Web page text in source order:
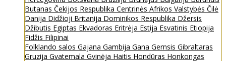
Butanas Čekijos Respublika Centrinės Afrikos Valstybės Čilė
Danija Didžioji Britanija Dominikos Respublika Džersis
Džibutis Egiptas Ekvadoras Eritrėja Estija Esvatinis Etiopija
Fidžis Filipinai
Folklando salos Gajana Gambija Gana Gernsis Gibraltaras
Gruzija Gvatemala Gvinėja Haitis Hondūras Honkongas